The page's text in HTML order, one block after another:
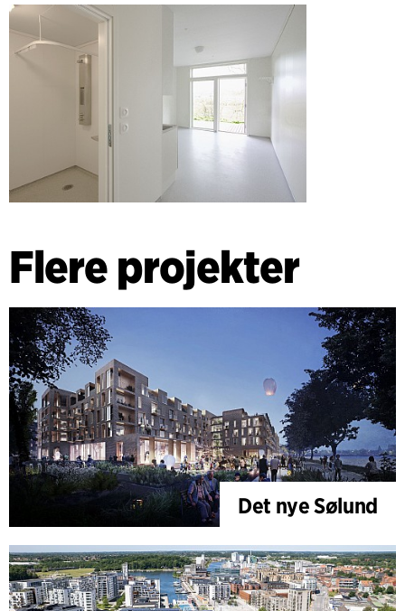
Flere projekter
Det nye Sølund